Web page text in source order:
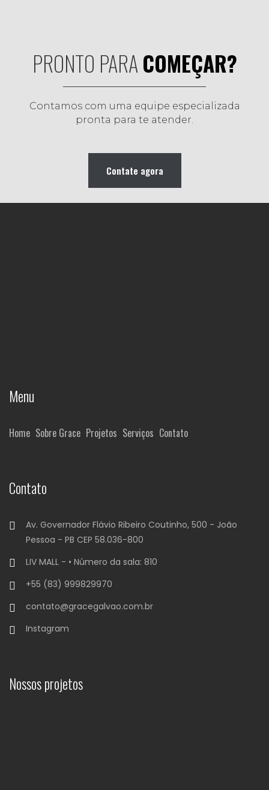
PRONTO PARACOMEÇAR?
Contamos com uma equipe especializada
pronta para te atender.
Contate agora
Menu
Home Sobre Grace Projetos Serviços Contato
Contato
Av. Governador Flávio Ribeiro Coutinho, 500 - João
Pessoa - PB CEP 58.036-800
LIV MALL - • Número da sala: 810
+55 (83) 999829970
contato@gracegalvao.com.br
Instagram
Nossos projetos